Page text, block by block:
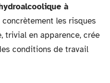
à
les risques
trivial en apparence, crée
conditions de travail